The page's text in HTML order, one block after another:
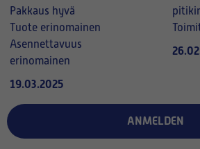
Pakkaus hyvä
Tuote erinomainen
Asennettavuus
erinomainen
19.03.2025
ANMELDEN